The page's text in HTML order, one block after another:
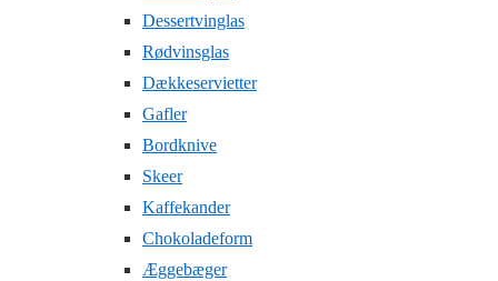
Dessertvinglas
Rødvinsglas
Dækkeservietter
Gafler
Bordknive
Skeer
Kaffekander
Chokoladeform
Æggebæger